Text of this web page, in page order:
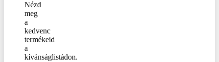
Nézd
meg
a
kedvenc
termékeid
a
kívánságlistádon.